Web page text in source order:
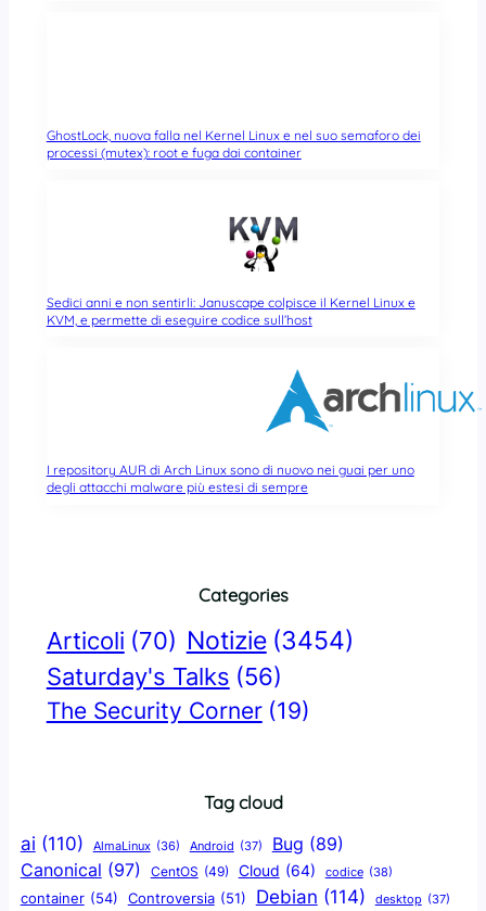
GhostLock, nuova falla nel Kernel Linux e nel suo semaforo dei
processi (mutex): root e fuga dai container
Sedici anni e non sentirli: Januscape colpisce il Kernel Linux e
KVM, e permette di eseguire codice sull’host
I repository AUR di Arch Linux sono di nuovo nei guai per uno
degli attacchi malware più estesi di sempre
Categories
Articoli (70) Notizie (3454)
Saturday's Talks (56)
The Security Corner (19)
Tag cloud
ai (110) AlmaLinux (36) Android (37) Bug (89)
Canonical (97) CentOS (49) Cloud (64) codice (38)
container (54) Controversia (51) Debian (114) desktop (37)